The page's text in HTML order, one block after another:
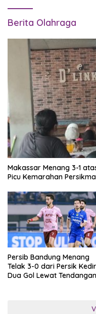
Berita Olahraga
Makassar Menang 3-1
Picu Kemarahan
Persib Bandung Menang
Telak 3-0 dari Persik
Dua Gol Lewat Tendangan